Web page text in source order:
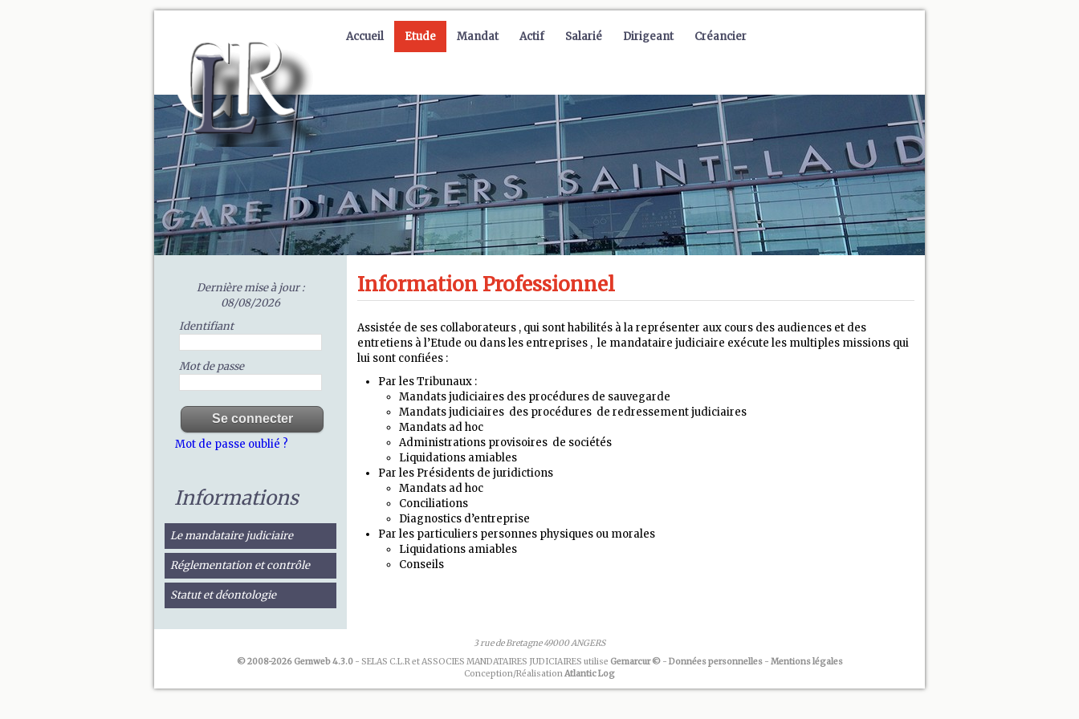
Accueil Etude Mandat Actif Salarié Dirigeant Créancier
Dernière mise à jour :
08/08/2026
Identifiant
Mot de passe
Mot de passe oublié ?
Informations
Le mandataire judiciaire
Réglementation et contrôle
Statut et déontologie
Information Professionnel
Assistée de ses collaborateurs , qui sont habilités à la représenter aux cours des audiences et des
entretiens à l’Etude ou dans les entreprises , le mandataire judiciaire exécute les multiples missions qui
lui sont confiées :
Par les Tribunaux :
Mandats judiciaires des procédures de sauvegarde
Mandats judiciaires des procédures de redressement judiciaires
Mandats ad hoc
Administrations provisoires de sociétés
Liquidations amiables
Par les Présidents de juridictions
Mandats ad hoc
Conciliations
Diagnostics d’entreprise
Par les particuliers personnes physiques ou morales
Liquidations amiables
Conseils
3 rue de Bretagne 49000 ANGERS
© 2008-2026 Gemweb 4.3.0- SELAS C.L.R et ASSOCIES MANDATAIRES JUDICIAIRES utilise Gemarcur ©- Données personnelles- Mentions légales
Conception/RéalisationAtlantic Log